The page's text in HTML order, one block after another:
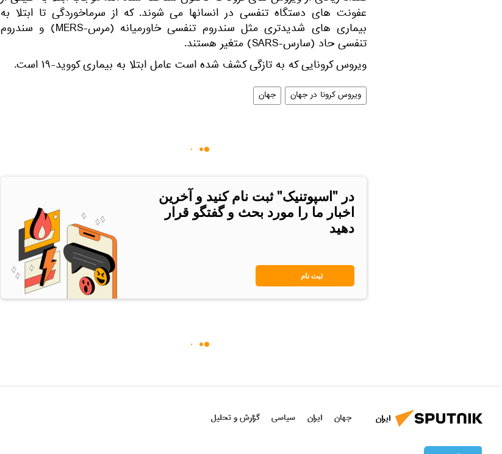
عفونت‎ های دستگاه تنفسی در انسانها می ‌شوند. که از سرماخوردگی تا ابتلا به
بیماری‌ های شدیدتری مثل سندروم تنفسی خاورمیانه (مرس-MERS) و سندروم
تنفسی حاد (سارس-SARS) متغیر هستند.
ویروس کرونایی که به تازگی کشف شده است عامل ابتلا به بیماری کووید-۱۹ است.
ویروس کرونا در جهان جهان
در "اسپوتنیک" ثبت نام کنید و آخرین
اخبار ما را مورد بحث و گفتگو قرار
دهید
ثبت نام
ایران جهان ایران سیاسی گزارش و تحلیل